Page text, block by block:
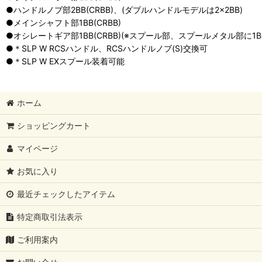
●ハンドルノブ部2BB(CRBB)、(ダブルハンドルモデルは2×2BB)
●メインシャフト部1BB(CRBB)
●オシレートギア部1BB(CRBB)(※スプール部、スプールメタル部に
●＊SLP W RCSハンドル、RCSハンドルノブ(S)交換可
●＊SLP W EXスプール装着可能
ホーム
ショッピングカート
マイページ
お気に入り
最近チェックしたアイテム
特定商取引法表示
ご利用案内